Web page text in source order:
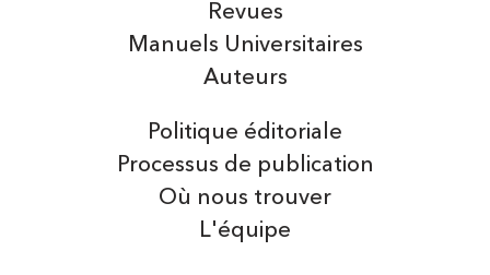
Auteurs
Manuels Universitaires
Revues
Politique éditoriale
Processus de publication
Où nous trouver
L'équipe